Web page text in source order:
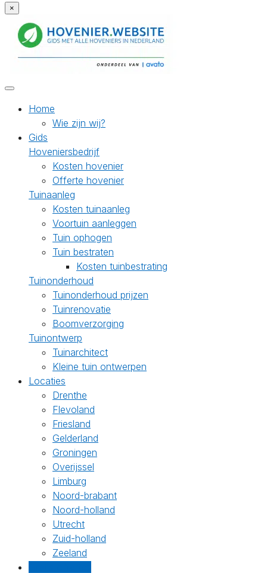
×
Home
Wie zijn wij?
Gids
Hoveniersbedrijf
Kosten hovenier
Offerte hovenier
Tuinaanleg
Kosten tuinaanleg
Voortuin aanleggen
Tuin ophogen
Tuin bestraten
Kosten tuinbestrating
Tuinonderhoud
Tuinonderhoud prijzen
Tuinrenovatie
Boomverzorging
Tuinontwerp
Tuinarchitect
Kleine tuin ontwerpen
Locaties
Drenthe
Flevoland
Friesland
Gelderland
Groningen
Overijssel
Limburg
Noord-brabant
Noord-holland
Utrecht
Zuid-holland
Zeeland